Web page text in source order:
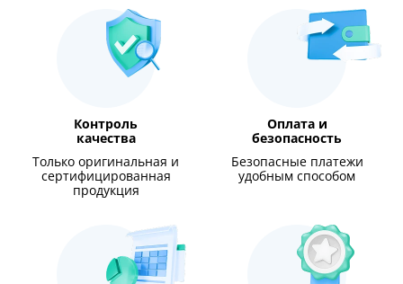
Контроль
качества
Только оригинальная и
сертифицированная
продукция
Оплата и
безопасность
Безопасные платежи
удобным способом